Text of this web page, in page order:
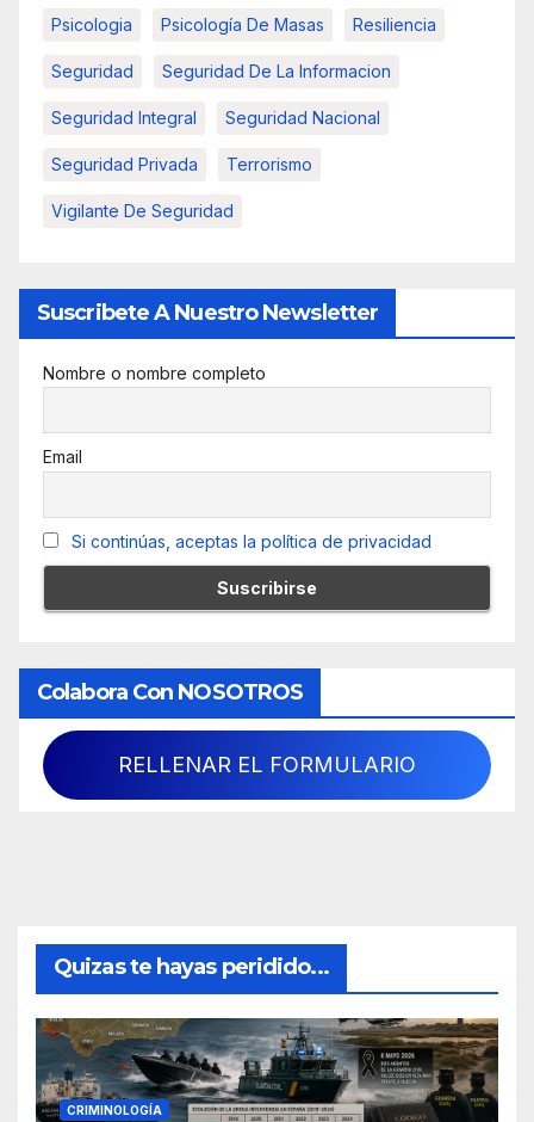
Psicologia Psicología De Masas Resiliencia
Seguridad Seguridad De La Informacion
Seguridad Integral Seguridad Nacional
Seguridad Privada Terrorismo
Vigilante De Seguridad
Suscribete A Nuestro Newsletter
Nombre o nombre completo
Email
Si continúas, aceptas la política de privacidad
Colabora Con NOSOTROS
RELLENAR EL FORMULARIO
Quizas te hayas peridido...
CRIMINOLOGÍA